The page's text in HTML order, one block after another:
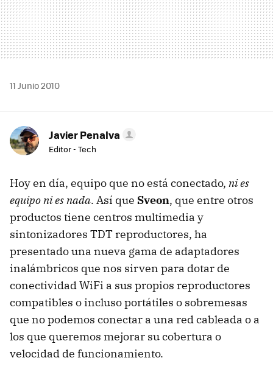
11 Junio 2010
Javier Penalva
Editor - Tech
Hoy en día, equipo que no está conectado, ni es
equipo ni es nada. Así que Sveon, que entre otros
productos tiene centros multimedia y
sintonizadores TDT reproductores, ha
presentado una nueva gama de adaptadores
inalámbricos que nos sirven para dotar de
conectividad WiFi a sus propios reproductores
compatibles o incluso portátiles o sobremesas
que no podemos conectar a una red cableada o a
los que queremos mejorar su cobertura o
velocidad de funcionamiento.